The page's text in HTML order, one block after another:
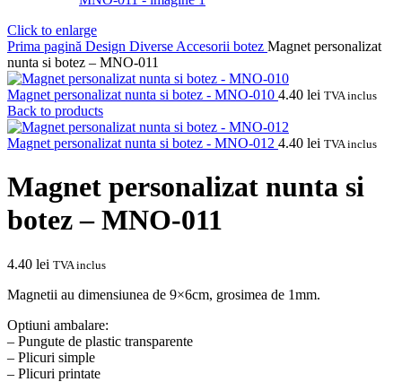
Click to enlarge
Prima pagină Design Diverse Accesorii botez Magnet personalizat
nunta si botez – MNO-011
Magnet personalizat nunta si botez - MNO-010 4.40 lei TVA inclus
Back to products
Magnet personalizat nunta si botez - MNO-012 4.40 lei TVA inclus
Magnet personalizat nunta si
botez – MNO-011
4.40 lei TVA inclus
Magnetii au dimensiunea de 9×6cm, grosimea de 1mm.
Optiuni ambalare:
– Pungute de plastic transparente
– Plicuri simple
– Plicuri printate